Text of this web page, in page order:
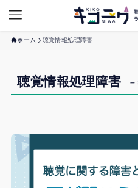
ホーム 聴覚情報処理障害
聴覚情報処理障害 –